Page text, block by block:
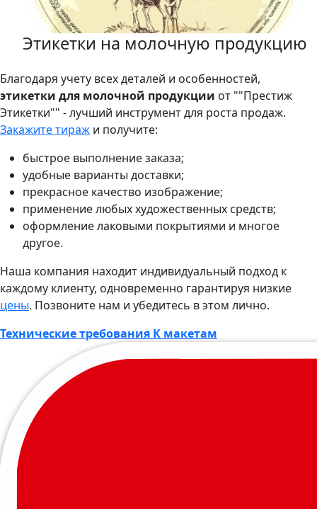
Этикетки на молочную продукцию
Благодаря учету всех деталей и особенностей,
этикетки для молочной продукции от ""Престиж
Этикетки"" - лучший инструмент для роста продаж.
Закажите тираж и получите:
быстрое выполнение заказа;
удобные варианты доставки;
прекрасное качество изображение;
применение любых художественных средств;
оформление лаковыми покрытиями и многое
другое.
Наша компания находит индивидуальный подход к
каждому клиенту, одновременно гарантируя низкие
цены. Позвоните нам и убедитесь в этом лично.
Технические требования К макетам